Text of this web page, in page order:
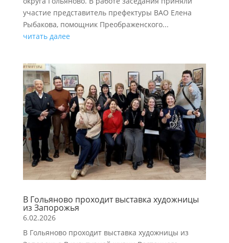
участие представитель префектуры ВАО Елена
Рыбакова, помощник Преображенского...
читать далее
В Гольяново проходит выставка художницы
из Запорожья
6.02.2026
В Гольяново проходит выставка художницы из